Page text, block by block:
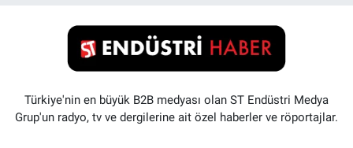
Türkiye'nin en büyük B2B medyası olan ST Endüstri Medya
Grup'un radyo, tv ve dergilerine ait özel haberler ve röportajlar.